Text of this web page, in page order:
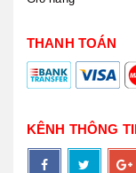
THANH TOÁN
KÊNH THÔNG